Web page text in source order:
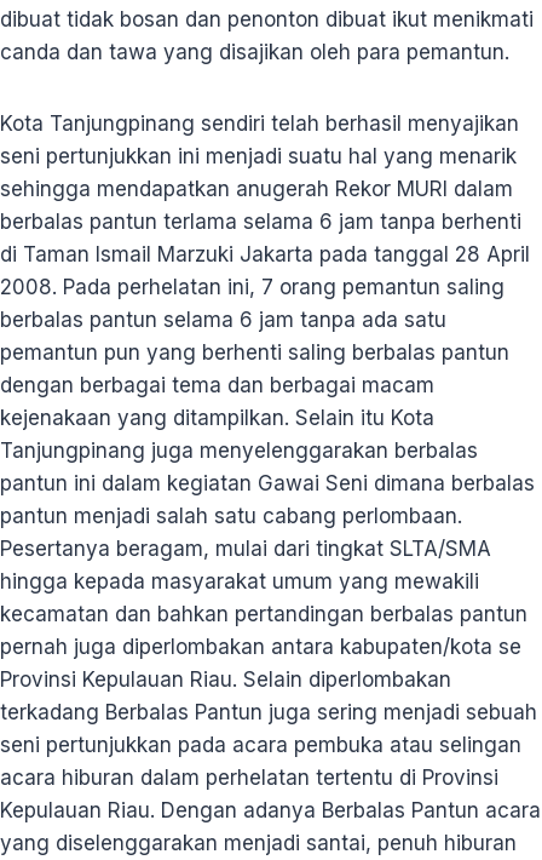
dibuat tidak bosan dan penonton dibuat ikut menikmati
canda dan tawa yang disajikan oleh para pemantun.
Kota Tanjungpinang sendiri telah berhasil menyajikan
seni pertunjukkan ini menjadi suatu hal yang menarik
sehingga mendapatkan anugerah Rekor MURI dalam
berbalas pantun terlama selama 6 jam tanpa berhenti
di Taman Ismail Marzuki Jakarta pada tanggal 28 April
2008. Pada perhelatan ini, 7 orang pemantun saling
berbalas pantun selama 6 jam tanpa ada satu
pemantun pun yang berhenti saling berbalas pantun
dengan berbagai tema dan berbagai macam
kejenakaan yang ditampilkan. Selain itu Kota
Tanjungpinang juga menyelenggarakan berbalas
pantun ini dalam kegiatan Gawai Seni dimana berbalas
pantun menjadi salah satu cabang perlombaan.
Pesertanya beragam, mulai dari tingkat SLTA/SMA
hingga kepada masyarakat umum yang mewakili
kecamatan dan bahkan pertandingan berbalas pantun
pernah juga diperlombakan antara kabupaten/kota se
Provinsi Kepulauan Riau. Selain diperlombakan
terkadang Berbalas Pantun juga sering menjadi sebuah
seni pertunjukkan pada acara pembuka atau selingan
acara hiburan dalam perhelatan tertentu di Provinsi
Kepulauan Riau. Dengan adanya Berbalas Pantun acara
yang diselenggarakan menjadi santai, penuh hiburan